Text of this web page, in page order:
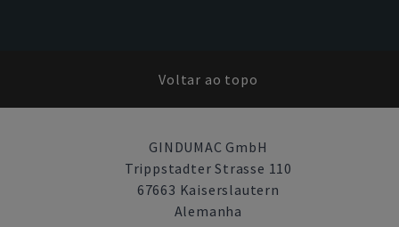
Voltar ao topo
GINDUMAC GmbH
Trippstadter Strasse 110
67663 Kaiserslautern
Alemanha